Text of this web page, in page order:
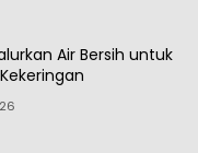
Air Bersih untuk